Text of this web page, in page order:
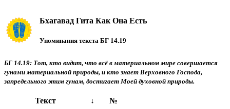
Бхагавад Гита Как Она Есть
Упоминания текста БГ 14.19
БГ 14.19: Тот, кто видит, что всё в материальном мире совершается
гунами материальной природы, и кто знает Верховного Господа,
запредельного этим гунам, достигает Моей духовной природы.
Текст ↓ №